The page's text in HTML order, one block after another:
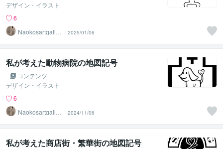
デザイン・イラスト
6
Naokosartgaller
2025/01/06
私が考えた動物病院の地図記号
コンテンツ
デザイン・イラスト
6
Naokosartgaller
2024/11/06
私が考えた商店街・繁華街の地図記号